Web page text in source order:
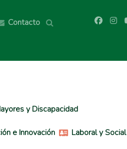
Contacto
y Discapacidad
e Innovación Laboral y Social